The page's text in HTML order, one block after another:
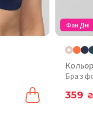
Фан Дні
Бра з
359 ₴